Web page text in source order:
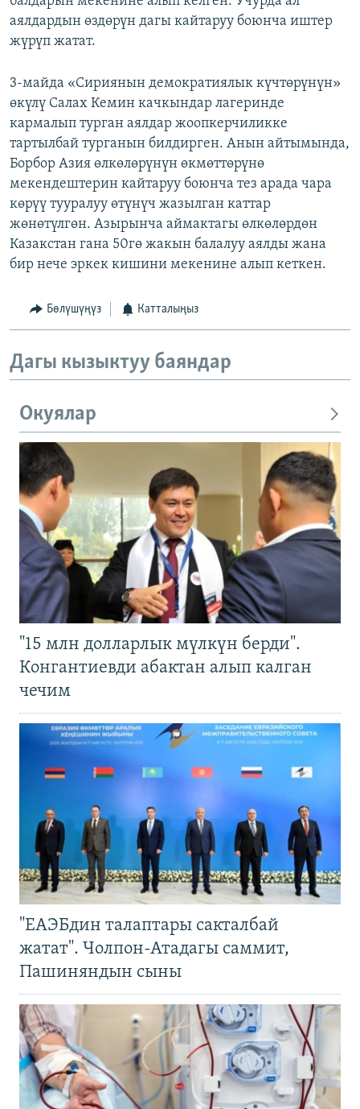
аялдардын өздөрүн дагы кайтаруу боюнча иштер
жүрүп жатат.
3-майда «Сириянын демократиялык күчтөрүнүн»
өкүлү Салах Кемин качкындар лагеринде
кармалып турган аялдар жоопкерчиликке
тартылбай турганын билдирген. Анын айтымында,
Борбор Азия өлкөлөрүнүн өкмөттөрүнө
мекендештерин кайтаруу боюнча тез арада чара
көрүү тууралуу өтүнүч жазылган каттар
жөнөтүлгөн. Азырынча аймактагы өлкөлөрдөн
Казакстан гана 50гө жакын балалуу аялды жана
бир нече эркек кишини мекенине алып кеткен.
Бөлүшүңүз Катталыңыз
Дагы кызыктуу баяндар
Окуялар
"15 млн долларлык мүлкүн берди".
Конгантиевди абактан алып калган
чечим
"ЕАЭБдин талаптары сакталбай
жатат". Чолпон-Атадагы саммит,
Пашиняндын сыны